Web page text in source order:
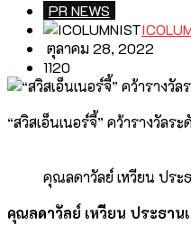
PR NEWS
ตุลาคม 28, 2022
1120
“สวิสเอ็นเนอร์จี้” คว้ารางวัล
คุณลดาวัลย์ เหวียน ประ
คุณลดาวัลย์ เหวียน ประธา